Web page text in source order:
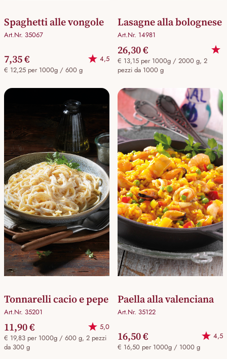
Spaghetti alle vongole
Art.Nr. 35067
7,35 €
4,5
€ 12,25 per 1000g / 600 g
Lasagne alla bolognese
Art.Nr. 14981
26,30 €
€ 13,15 per 1000g / 2000 g, 2
pezzi da 1000 g
Tonnarelli cacio e pepe
Art.Nr. 35201
11,90 €
5,0
€ 19,83 per 1000g / 600 g, 2 pezzi
da 300 g
Paella alla valenciana
Art.Nr. 35122
16,50 €
4,5
€ 16,50 per 1000g / 1000 g